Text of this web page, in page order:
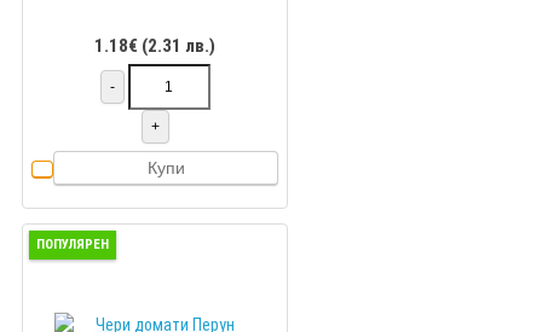
1.18€ (2.31 лв.)
-
+
Купи
ПОПУЛЯРЕН